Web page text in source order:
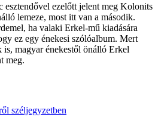
esztendővel ezelőtt jelent meg Kolonits
lemeze, most itt van a második.
ha valaki Erkel-mű kiadására
ez egy énekesi szólóalbum. Mert
magyar énekestől önálló Erkel
meg.